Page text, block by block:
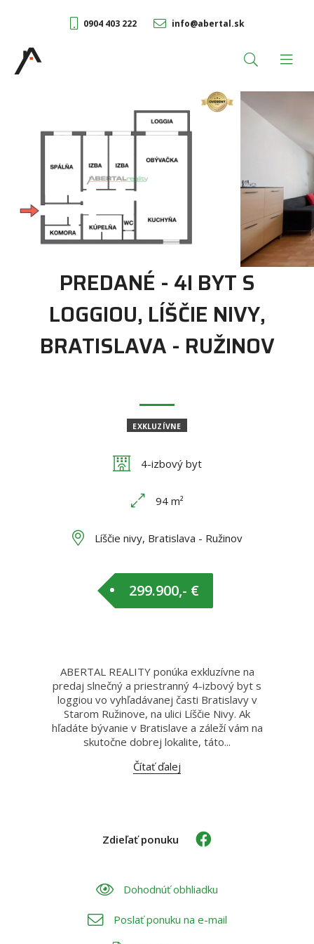
0904 403 222 info@abertal.sk
PREDANÉ - 4I BYT S
LOGGIOU, LÍŠČIE NIVY,
BRATISLAVA - RUŽINOV
EXKLUZÍVNE
4-izbový byt
94 m²
Líščie nivy, Bratislava - Ružinov
299.900,- €
ABERTAL REALITY ponúka exkluzívne na
predaj slnečný a priestranný 4-izbový byt s
loggiou vo vyhľadávanej časti Bratislavy v
Starom Ružinove, na ulici Líščie Nivy. Ak
hľadáte bývanie v Bratislave a záleží vám na
skutočne dobrej lokalite, táto...
Čítať ďalej
Zdieľať ponuku
Dohodnúť obhliadku
Poslať ponuku na e-mail